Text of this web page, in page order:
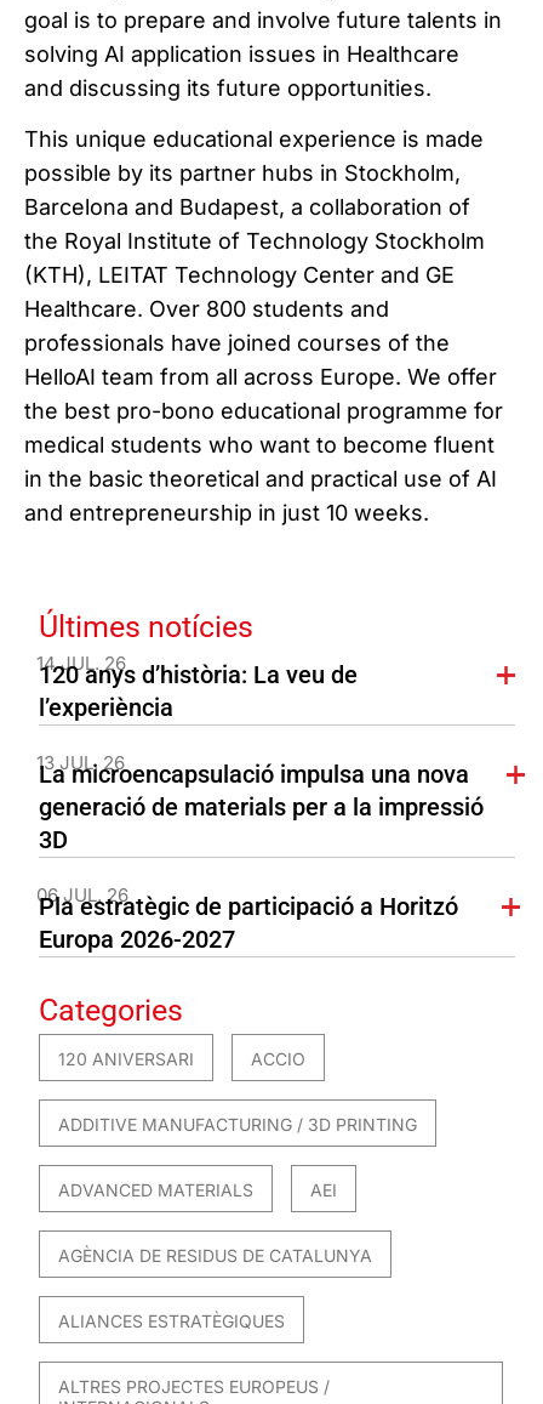
goal is to prepare and involve future talents in
solving AI application issues in Healthcare
and discussing its future opportunities.
This unique educational experience is made
possible by its partner hubs in Stockholm,
Barcelona and Budapest, a collaboration of
the Royal Institute of Technology Stockholm
(KTH), LEITAT Technology Center and GE
Healthcare. Over 800 students and
professionals have joined courses of the
HelloAI team from all across Europe. We offer
the best pro-bono educational programme for
medical students who want to become fluent
in the basic theoretical and practical use of AI
and entrepreneurship in just 10 weeks.
Últimes notícies
14 JUL. 26
120 anys d’història: La veu de
l’experiència
13 JUL. 26
La microencapsulació impulsa una nova
generació de materials per a la impressió
3D
06 JUL. 26
Pla estratègic de participació a Horitzó
Europa 2026-2027
Categories
120 ANIVERSARI ACCIO
ADDITIVE MANUFACTURING / 3D PRINTING
ADVANCED MATERIALS AEI
AGÈNCIA DE RESIDUS DE CATALUNYA
ALIANCES ESTRATÈGIQUES
ALTRES PROJECTES EUROPEUS /